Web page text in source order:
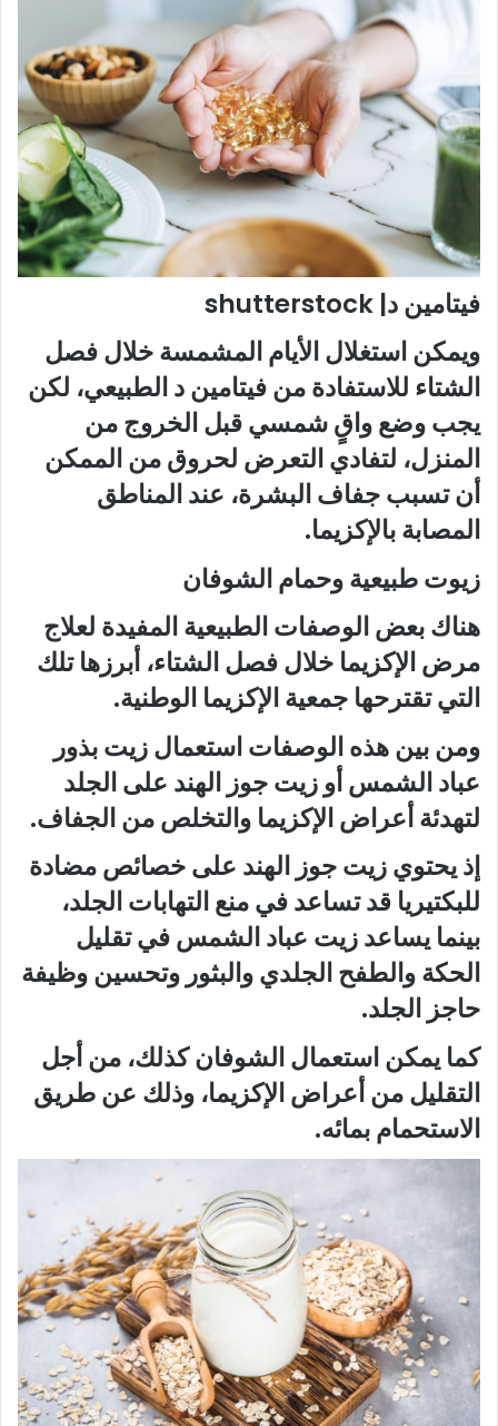
فيتامين د| shutterstock
ويمكن استغلال الأيام المشمسة خلال فصل
الشتاء للاستفادة من فيتامين د الطبيعي، لكن
يجب وضع واقٍ شمسي قبل الخروج من
المنزل، لتفادي التعرض لحروق من الممكن
أن تسبب جفاف البشرة، عند المناطق
المصابة بالإكزيما.
زيوت طبيعية وحمام الشوفان
هناك بعض الوصفات الطبيعية المفيدة لعلاج
مرض الإكزيما خلال فصل الشتاء، أبرزها تلك
التي تقترحها جمعية الإكزيما الوطنية.
ومن بين هذه الوصفات استعمال زيت بذور
عباد الشمس أو زيت جوز الهند على الجلد
لتهدئة أعراض الإكزيما والتخلص من الجفاف.
إذ يحتوي زيت جوز الهند على خصائص مضادة
للبكتيريا قد تساعد في منع التهابات الجلد،
بينما يساعد زيت عباد الشمس في تقليل
الحكة والطفح الجلدي والبثور وتحسين وظيفة
حاجز الجلد.
كما يمكن استعمال الشوفان كذلك، من أجل
التقليل من أعراض الإكزيما، وذلك عن طريق
الاستحمام بمائه.